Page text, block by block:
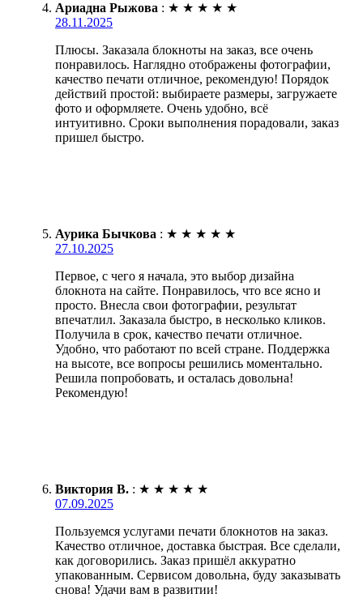
Ариадна Рыжова : ★ ★ ★ ★ ★
28.11.2025
Плюсы. Заказала блокноты на заказ, все очень
понравилось. Наглядно отображены фотографии,
качество печати отличное, рекомендую! Порядок
действий простой: выбираете размеры, загружаете
фото и оформляете. Очень удобно, всё
интуитивно. Сроки выполнения порадовали, заказ
пришел быстро.
Аурика Бычкова : ★ ★ ★ ★ ★
27.10.2025
Первое, с чего я начала, это выбор дизайна
блокнота на сайте. Понравилось, что все ясно и
просто. Внесла свои фотографии, результат
впечатлил. Заказала быстро, в несколько кликов.
Получила в срок, качество печати отличное.
Удобно, что работают по всей стране. Поддержка
на высоте, все вопросы решились моментально.
Решила попробовать, и осталась довольна!
Рекомендую!
Виктория В. : ★ ★ ★ ★ ★
07.09.2025
Пользуемся услугами печати блокнотов на заказ.
Качество отличное, доставка быстрая. Все сделали,
как договорились. Заказ пришёл аккуратно
упакованным. Сервисом довольна, буду заказывать
снова! Удачи вам в развитии!